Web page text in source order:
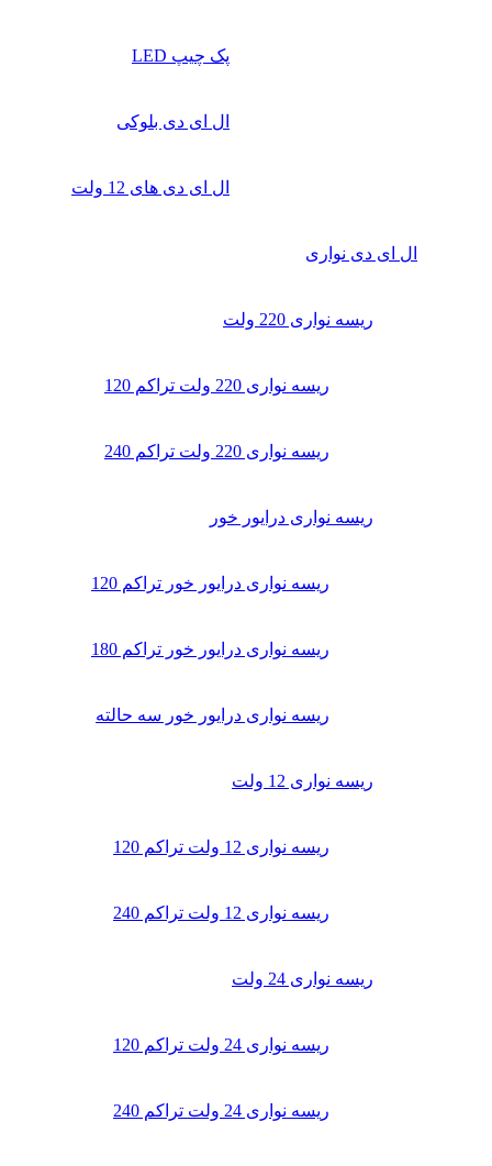
پک چیپ LED
ال ای دی بلوکی
ال ای دی‌ های 12 ولت
ال ای دی‌ نواری
ریسه نواری 220 ولت
ریسه نواری 220 ولت تراکم 120
ریسه نواری 220 ولت تراکم 240
ریسه نواری درایور خور
ریسه نواری درایور خور تراکم 120
ریسه نواری درایور خور تراکم 180
ریسه نواری درایور خور سه حالته
ریسه نواری 12 ولت
ریسه نواری 12 ولت تراکم 120
ریسه نواری 12 ولت تراکم 240
ریسه نواری 24 ولت
ریسه نواری 24 ولت تراکم 120
ریسه نواری 24 ولت تراکم 240